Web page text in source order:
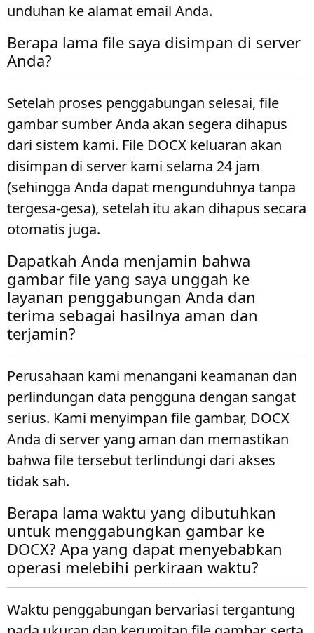
unduhan ke alamat email Anda.
Berapa lama file saya disimpan di server
Anda?
Setelah proses penggabungan selesai, file
gambar sumber Anda akan segera dihapus
dari sistem kami. File DOCX keluaran akan
disimpan di server kami selama 24 jam
(sehingga Anda dapat mengunduhnya tanpa
tergesa-gesa), setelah itu akan dihapus secara
otomatis juga.
Dapatkah Anda menjamin bahwa
gambar file yang saya unggah ke
layanan penggabungan Anda dan
terima sebagai hasilnya aman dan
terjamin?
Perusahaan kami menangani keamanan dan
perlindungan data pengguna dengan sangat
serius. Kami menyimpan file gambar, DOCX
Anda di server yang aman dan memastikan
bahwa file tersebut terlindungi dari akses
tidak sah.
Berapa lama waktu yang dibutuhkan
untuk menggabungkan gambar ke
DOCX? Apa yang dapat menyebabkan
operasi melebihi perkiraan waktu?
Waktu penggabungan bervariasi tergantung